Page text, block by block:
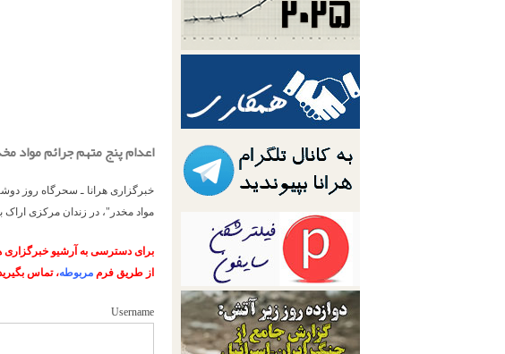
اعدام پنج متهم جرائم مواد
خبرگزاری هرانا ـ سحرگاه روز
مواد مخدر"، در زندان مرکزی اراک
برای دسترسی به آرشیو خبرگزاری
از طریق فرم مربوطه، تماس
Username